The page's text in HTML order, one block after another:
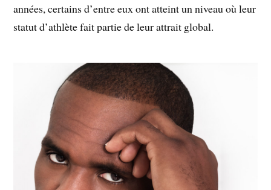
années, certains d’entre eux ont atteint un niveau où leur
statut d’athlète fait partie de leur attrait global.